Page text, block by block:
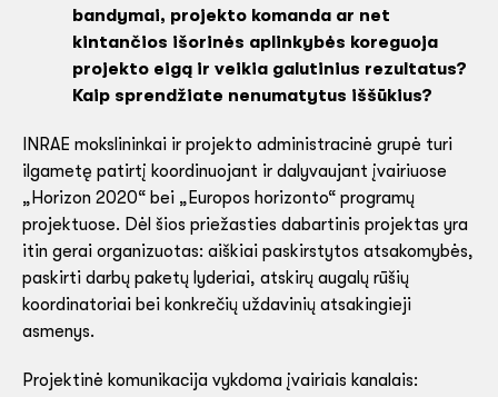
bandymai, projekto komanda ar net
kintančios išorinės aplinkybės koreguoja
projekto eigą ir veikia galutinius rezultatus?
Kaip sprendžiate nenumatytus iššūkius?
INRAE mokslininkai ir projekto administracinė grupė turi
ilgametę patirtį koordinuojant ir dalyvaujant įvairiuose
„Horizon 2020“ bei „Europos horizonto“ programų
projektuose. Dėl šios priežasties dabartinis projektas yra
itin gerai organizuotas: aiškiai paskirstytos atsakomybės,
paskirti darbų paketų lyderiai, atskirų augalų rūšių
koordinatoriai bei konkrečių uždavinių atsakingieji
asmenys.
Projektinė komunikacija vykdoma įvairiais kanalais: